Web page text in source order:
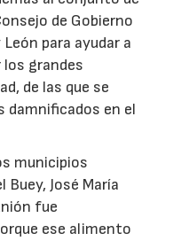
de Gobierno
para ayudar a
grandes
de las que se
damnificados en el
municipios
José María
fue
ese alimento